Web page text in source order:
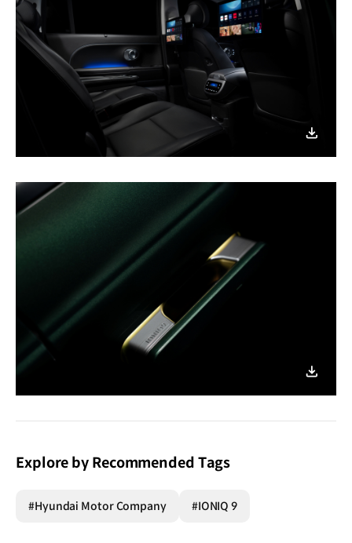
이미지
다운로드
이미지
다운로드
Explore by Recommended Tags
#Hyundai Motor Company #IONIQ 9